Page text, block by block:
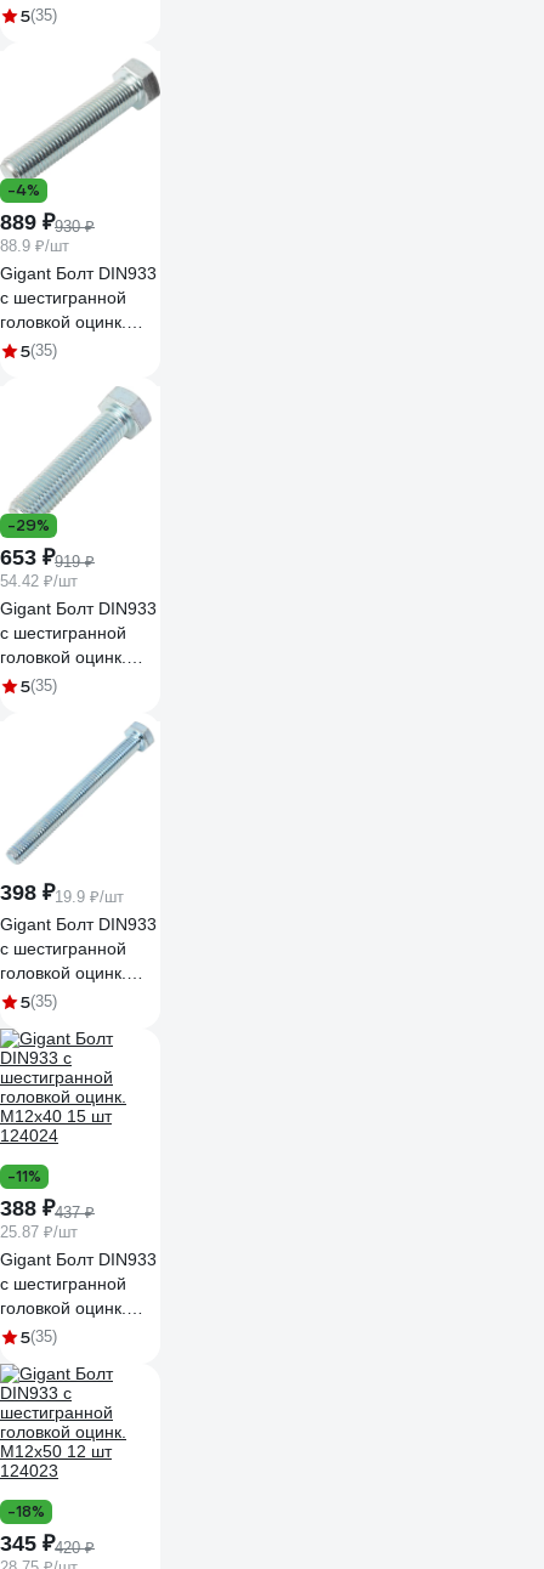
М16x50 15 шт
5(35)
-4%
889 ₽930 ₽
88.9 ₽/шт
Gigant Болт DIN933
с шестигранной
головкой оцинк.
М16x80 10 шт
5(35)
-29%
653 ₽919 ₽
54.42 ₽/шт
Gigant Болт DIN933
с шестигранной
головкой оцинк.
М16x70 12 шт
5(35)
398 ₽19.9 ₽/шт
Gigant Болт DIN933
с шестигранной
головкой оцинк.
М8x80 20 шт
5(35)
-11%
388 ₽437 ₽
25.87 ₽/шт
Gigant Болт DIN933
с шестигранной
головкой оцинк.
М12x40 15 шт
5(35)
-18%
345 ₽420 ₽